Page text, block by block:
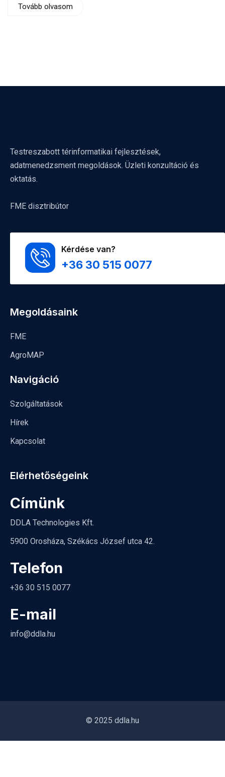
Tovább olvasom
Testreszabott térinformatikai fejlesztések,
adatmenedzsment megoldások. Üzleti konzultáció és
oktatás.
FME disztribútor
Kérdése van?
+36 30 515 0077
Megoldásaink
FME
AgroMAP
Navigáció
Szolgáltatások
Hírek
Kapcsolat
Elérhetőségeink
Címünk
DDLA Technologies Kft.
5900 Orosháza, Székács József utca 42.
Telefon
+36 30 515 0077
E-mail
info@ddla.hu
© 2025 ddla.hu